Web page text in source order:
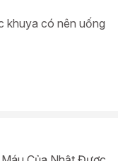
khuya có nên uống